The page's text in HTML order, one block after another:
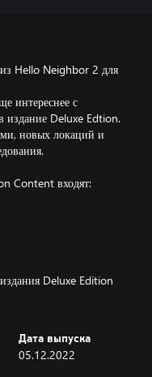
Hello Neighbor 2 для
интереснее с
издание Deluxe Edtion.
новых локаций и
Content входят:
Deluxe Edition
Дата выпуска
05.12.2022